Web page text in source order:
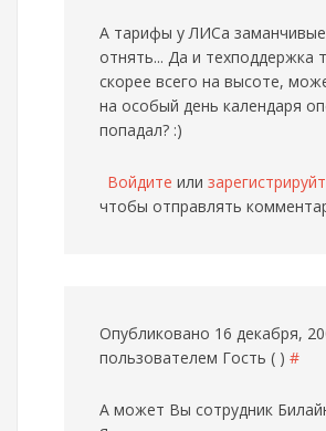
А тарифы у ЛИСа
отнять... Да и техподдержка
скорее всего на высоте,
на особый день календаря
попадал? :)
Войдите или
чтобы отправлять
Опубликовано 16 декабря,
пользователем Гость ( ) #
А может Вы сотрудник